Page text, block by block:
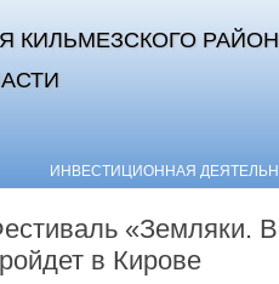
КИЛЬМЕЗСКОГО
ИНВЕСТИЦИОННАЯ
«Земляки.
в Кирове